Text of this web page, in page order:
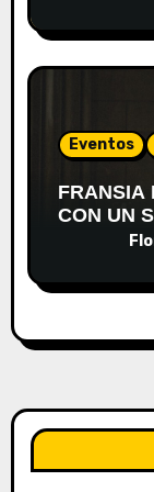
Eventos
FRANSIA
CON UN